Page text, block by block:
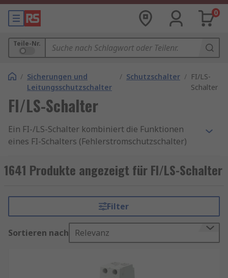
0
Teile-Nr.
/ Sicherungen und
Leitungsschutzschalter
/ Schutzschalter / FI/LS-
Schalter
FI/LS-Schalter
Ein FI-/LS-Schalter kombiniert die Funktionen
eines FI-Schalters (Fehlerstromschutzschalter)
in einem platzsparenden Gerät. Er schützt
zuverlässig vor Fehlerströmen, Überlastungen
Personen- und Anlagensicherheit in einem
einzigen Modul. Diese Kombischalter sind ideal
für den Einsatz in modernen Verteilungen,
insbesondere wenn wenig Platz vorhanden ist
1641 Produkte angezeigt für FI/LS-Schalter
Filter
Sortieren nach Relevanz